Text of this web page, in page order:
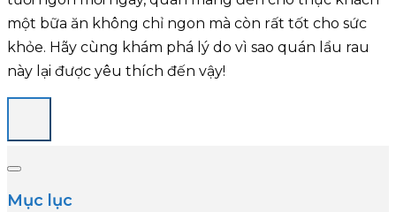
một bữa ăn không chỉ ngon mà còn rất tốt cho sức
khỏe. Hãy cùng khám phá lý do vì sao quán lẩu rau
này lại được yêu thích đến vậy!
Mục lục